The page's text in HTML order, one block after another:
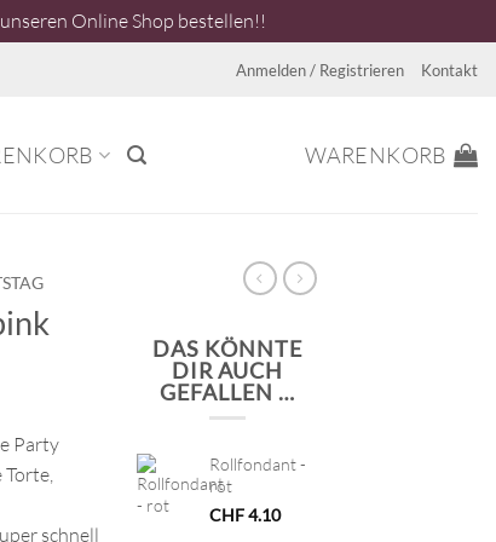
Online Shop bestellen!!
Anmelden / Registrieren Kontakt
WARENKORB
Party
schnell
DAS KÖNNTE
DIR AUCH
GEFALLEN …
Rollfondant -
rot
CHF4.10